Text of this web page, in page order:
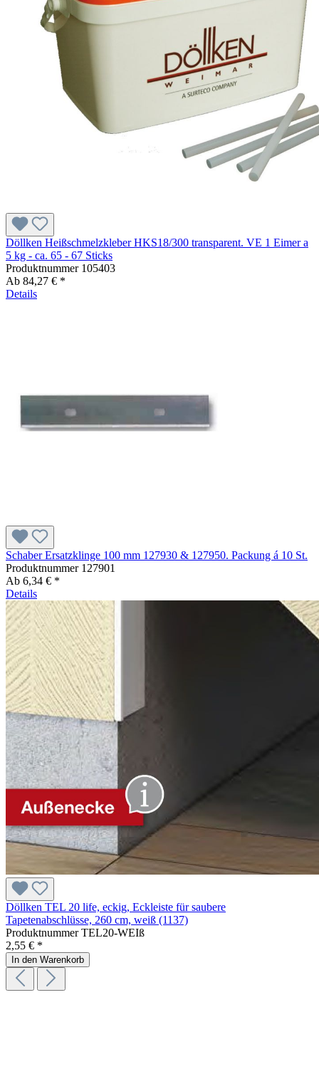
Döllken Heißschmelzkleber HKS18/300 transparent. VE 1 Eimer a
5 kg - ca. 65 - 67 Sticks
Produktnummer 105403
Ab 84,27 € *
Details
Schaber Ersatzklinge 100 mm 127930 & 127950. Packung á 10 St.
Produktnummer 127901
Ab 6,34 € *
Details
Döllken TEL 20 life, eckig, Eckleiste für saubere
Tapetenabschlüsse, 260 cm, weiß (1137)
ProduktnummerTEL20-WEIß
2,55 € *
In den Warenkorb